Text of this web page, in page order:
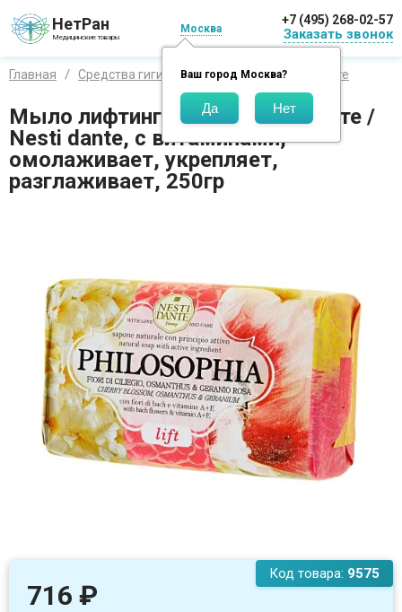
НетРан
Медицинские товары
Москва
Ваш город Москва?
+7 (495) 268-02-57
Заказать звонок
Главная Средства гигиены Бренды Нести данте
Мыло лифтинг - уход Нести данте /
Nesti dante, с витаминами,
омолаживает, укрепляет,
разглаживает, 250гр
Код товара: 9575
716 ₽